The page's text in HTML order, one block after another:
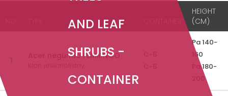
AND LEAF
SHRUBS -
CONTAINER
HEIGHT
(CM)
1 Acer negundo FLAMINGO
Pa 140-
160
Pa 180-
200